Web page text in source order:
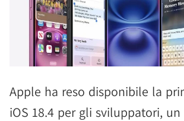
Apple ha reso disponibile la
iOS 18.4 per gli sviluppatori, un